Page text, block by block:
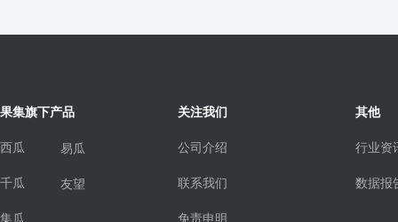
果集旗下产品
西瓜
千瓜
集瓜
易瓜
友望
关注我们
公司介绍
联系我们
免责申明
其他
行业资
数据报